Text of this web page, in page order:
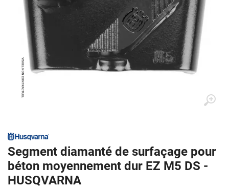
Segment diamanté de surfaçage pour
béton moyennement dur EZ M5 DS -
HUSQVARNA